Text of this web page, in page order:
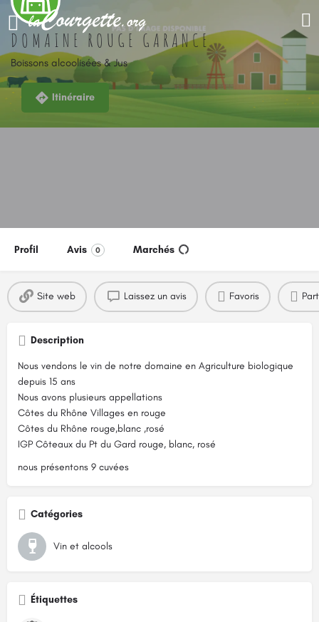
DOMAINE ROUGE GARANCE
Boissons alcoolisées & Jus
Itinéraire
Profil Avis 0 Marchés
Site web Laissez un avis Favoris
Description
Nous vendons le vin de notre domaine en Agriculture biologique
depuis 15 ans
Nous avons plusieurs appellations
Côtes du Rhône Villages en rouge
Côtes du Rhône rouge,blanc ,rosé
IGP Côteaux du Pt du Gard rouge, blanc, rosé
nous présentons 9 cuvées
Catégories
Vin et alcools
Étiquettes